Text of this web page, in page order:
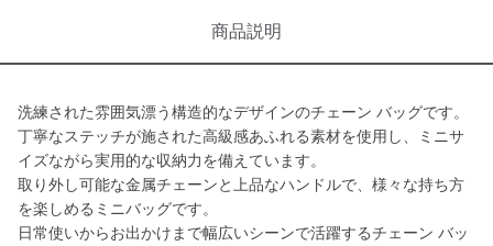
商品説明
洗練された雰囲気漂う構造的なデザインのチェーン バッグです。
丁寧なステッチが施された高級感あふれる素材を使用し、ミニサ
イズながら実用的な収納力を備えています。
取り外し可能な金属チェーンと上品なハンドルで、様々な持ち方
を楽しめるミニバッグです。
日常使いからお出かけまで幅広いシーンで活躍するチェーン バッ